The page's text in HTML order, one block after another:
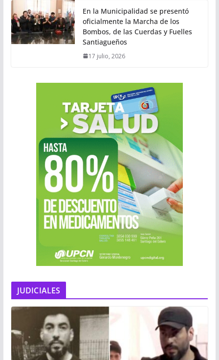
En la Municipalidad se presentó
oficialmente la Marcha de los
Bombos, de las Cuerdas y Fuelles
Santiagueños
17 julio, 2026
JUDICIALES